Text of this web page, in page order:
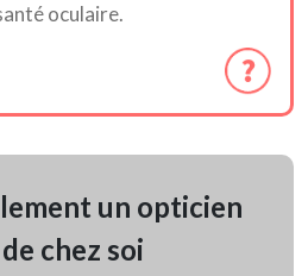
oculaire.
un opticien
chez soi